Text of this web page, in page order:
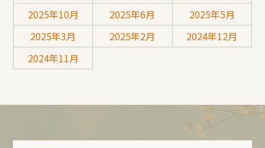
2025年10月
2025年6月
2025年5月
2025年3月
2025年2月
2024年12月
2024年11月